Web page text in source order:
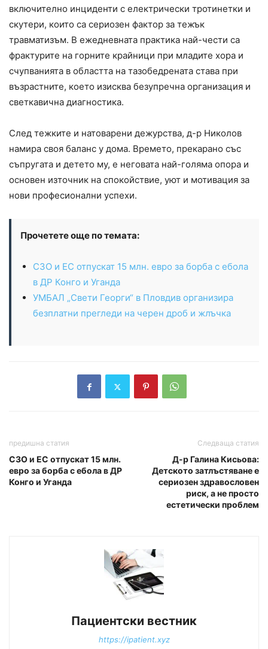
включително инциденти с електрически тротинетки и
скутери, които са сериозен фактор за тежък
травматизъм. В ежедневната практика най-чести са
фрактурите на горните крайници при младите хора и
счупванията в областта на тазобедрената става при
възрастните, което изисква безупречна организация и
светкавична диагностика.
След тежките и натоварени дежурства, д-р Николов
намира своя баланс у дома. Времето, прекарано със
съпругата и детето му, е неговата най-голяма опора и
основен източник на спокойствие, уют и мотивация за
нови професионални успехи.
Прочетете още по темата:
СЗО и ЕС отпускат 15 млн. евро за борба с ебола
в ДР Конго и Уганда
УМБАЛ „Свети Георги“ в Пловдив организира
безплатни прегледи на черен дроб и жлъчка
предишна статия
СЗО и ЕС отпускат 15 млн.
евро за борба с ебола в ДР
Конго и Уганда
Следваща статия
Д-р Галина Кисьова:
Детското затлъстяване е
сериозен здравословен
риск, а не просто
естетически проблем
Пациентски вестник
https://ipatient.xyz